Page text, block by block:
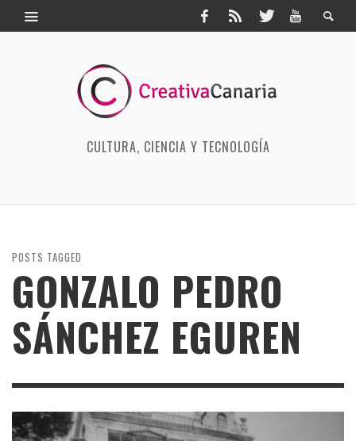
CULTURA, CIENCIA Y TECNOLOGÍA
POSTS TAGGED
GONZALO PEDRO
SÁNCHEZ EGUREN